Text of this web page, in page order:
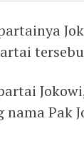
Pak